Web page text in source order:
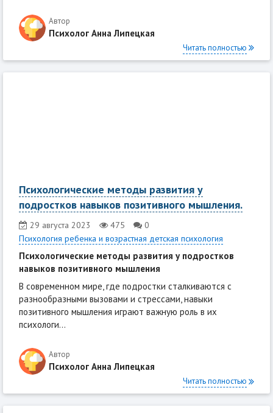
Автор
Психолог Анна Липецкая
Читать полностью
Психологические методы развития у
подростков навыков позитивного мышления.
29 августа 2023 475
0
Психология ребенка и возрастная детская психология
Психологические методы развития у подростков
навыков позитивного мышления
В современном мире, где подростки сталкиваются с
разнообразными вызовами и стрессами, навыки
позитивного мышления играют важную роль в их
психологи...
Автор
Психолог Анна Липецкая
Читать полностью